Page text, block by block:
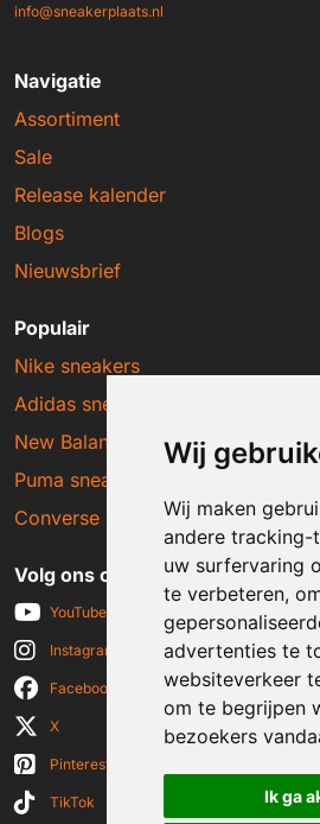
Wij
Wij maken
andere tracking-
uw surfervaring
te verbeteren,
advertenties te
websiteverkeer
om te begrijpen
bezoekers
Ik ga
info@sneakerplaats.nl
Navigatie
Assortiment
Sale
Release kalender
Blogs
Nieuwsbrief
Populair
Nike sneakers
Adidas sneakers
New Balance sneakers
Puma sneakers
Converse sneakers
Volg ons op social media
YouTube
Instagram
Facebook
X
Pinterest
TikTok